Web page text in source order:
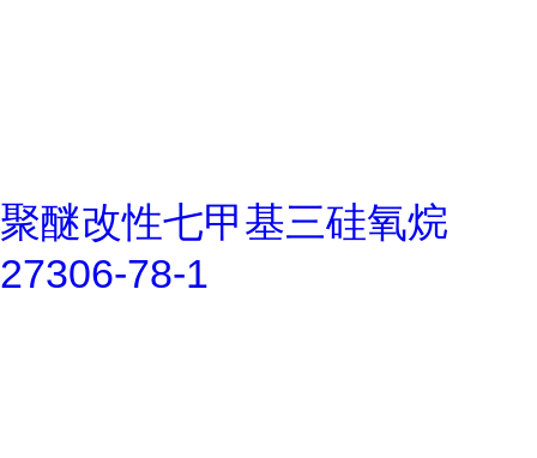
聚醚改性七甲基三硅氧烷
27306-78-1